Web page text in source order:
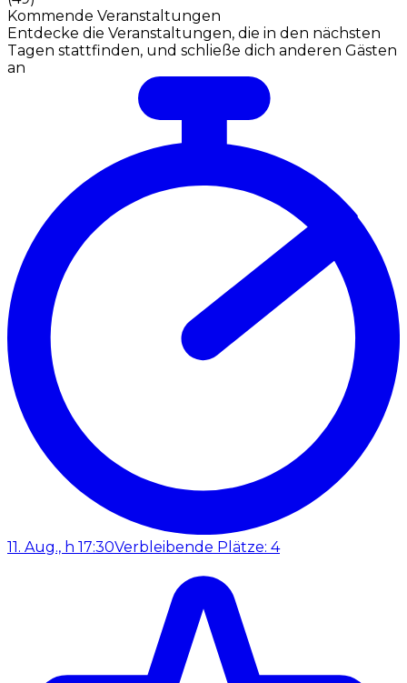
Kommende Veranstaltungen
Entdecke die Veranstaltungen, die in den nächsten
Tagen stattfinden, und schließe dich anderen Gästen
an
11. Aug., h 17:30Verbleibende Plätze: 4